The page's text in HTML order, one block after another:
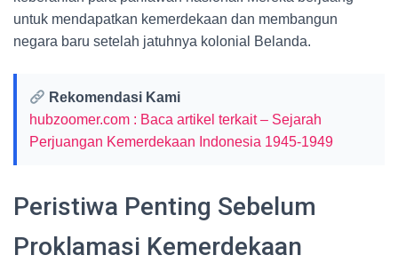
untuk mendapatkan kemerdekaan dan membangun
negara baru setelah jatuhnya kolonial Belanda.
Rekomendasi Kami
hubzoomer.com : Baca artikel terkait – Sejarah
Perjuangan Kemerdekaan Indonesia 1945-1949
Peristiwa Penting Sebelum
Proklamasi Kemerdekaan